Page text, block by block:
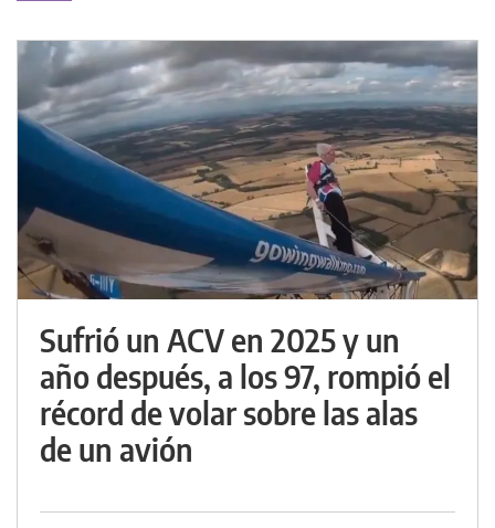
Sufrió un ACV en 2025 y un
año después, a los 97, rompió el
récord de volar sobre las alas
de un avión